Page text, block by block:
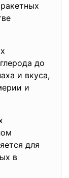
до
и вкуса,
и
для
в